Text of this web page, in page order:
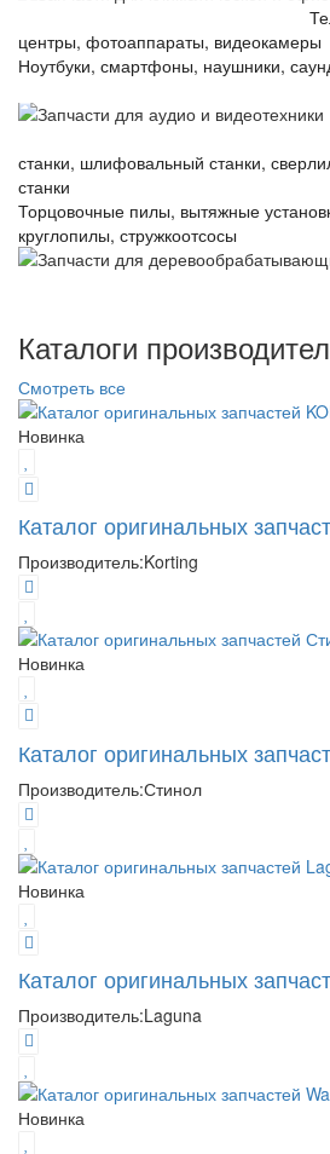
центры, фотоаппараты, видеокамеры
Ноутбуки, смартфоны, наушники,
станки, шлифовальный станки,
станки
Торцовочные пилы, вытяжные
круглопилы, стружкоотсосы
Каталоги
Смотреть все
Новинка
Каталог оригинальных
Производитель:Korting
Новинка
Каталог оригинальных
Производитель:Стинол
Новинка
Каталог оригинальных
Производитель:Laguna
Новинка